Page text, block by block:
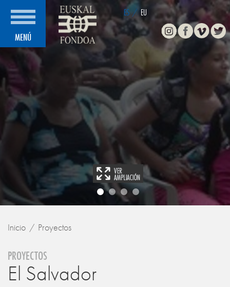
MENÚ
ES / EU
InstagramFacebook
Vimeo
Inicio Proyectos
PROYECTOS
El Salvador